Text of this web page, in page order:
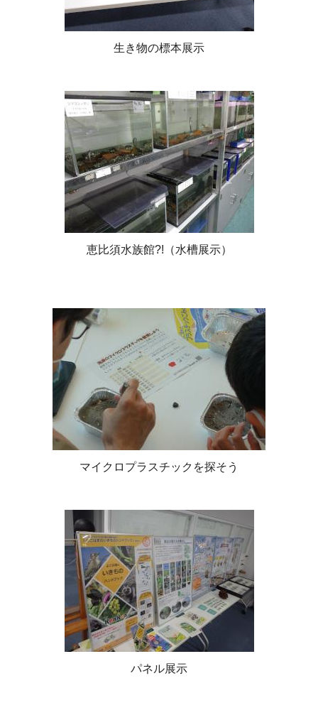
生き物の標本展示
恵比須水族館?!（水槽展示）
マイクロプラスチックを探そう
パネル展示